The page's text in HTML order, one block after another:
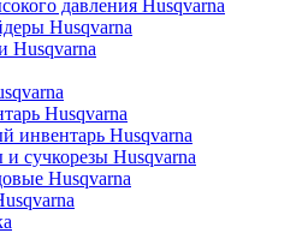
давления Husqvarna
Husqvarna
Husqvarna
Husqvarna
инвентарь Husqvarna
и сучкорезы Husqvarna
Husqvarna